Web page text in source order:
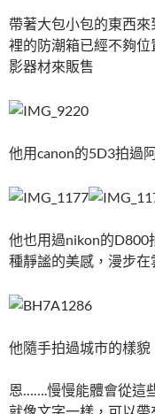
帶著大包小包的東西
裡的防潮箱已經不夠
影器材來販售
他用canon的5D3拍過
他也用過nikon的D800
種靜謐的美感，漫步在
他隨手拍過城市的樣貌
恩…….慢慢能體會從這
就像文字一樣，可以帶